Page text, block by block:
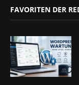
FAVORITEN DER